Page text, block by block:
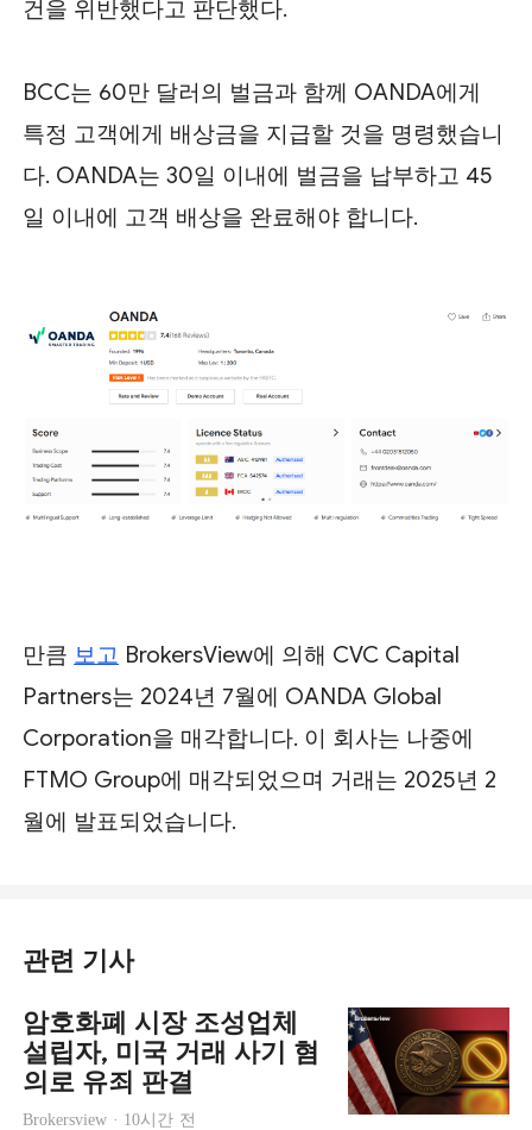
건을 위반했다고 판단했다.
BCC는 60만 달러의 벌금과 함께 OANDA에게
특정 고객에게 배상금을 지급할 것을 명령했습니
다. OANDA는 30일 이내에 벌금을 납부하고 45
일 이내에 고객 배상을 완료해야 합니다.
만큼 보고 BrokersView에 의해 CVC Capital
Partners는 2024년 7월에 OANDA Global
Corporation을 매각합니다. 이 회사는 나중에
FTMO Group에 매각되었으며 거래는 2025년 2
월에 발표되었습니다.
관련 기사
암호화폐 시장 조성업체
설립자, 미국 거래 사기 혐
의로 유죄 판결
Brokersview · 10시간 전